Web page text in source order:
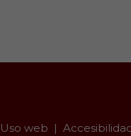
Uso web